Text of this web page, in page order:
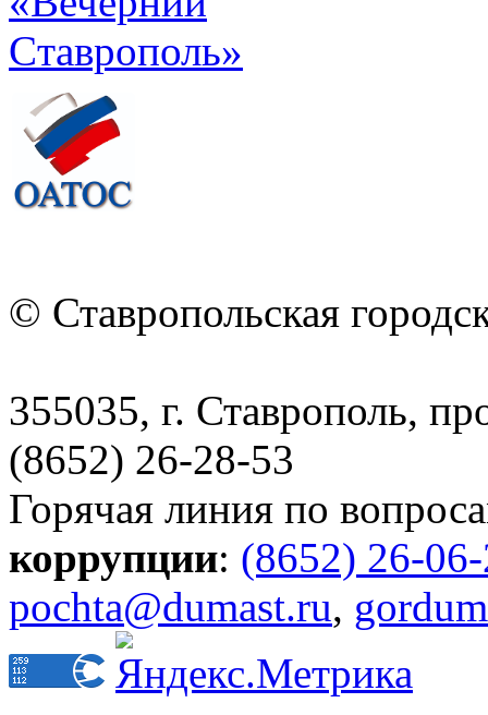
© Ставропольская
355035, г. Ставрополь,
(8652) 26-28-53
Горячая линия по
коррупции: (8652) 26-
pochta@dumast.ru,